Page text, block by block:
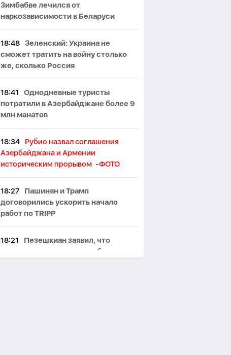
Зимбабве лечился от
наркозависимости в Беларуси
18:48 Зеленский: Украина не
сможет тратить на войну столько
же, сколько Россия
18:41
Однодневные туристы
потратили в Азербайджане более 9
млн манатов
18:34
Рубио назвал соглашения
Азербайджана и Армении
историческим прорывом -ФОТО
18:27
Пашинян и Трамп
договорились ускорить начало
работ по TRIPP
18:21
Пезешкиан заявил, что
экономическая ситуация беспокоит